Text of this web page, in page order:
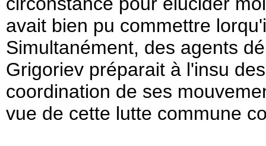
avait bien pu commettre
Simultanément, des agents
Grigoriev préparait à l'insu
coordination de ses
vue de cette lutte commune